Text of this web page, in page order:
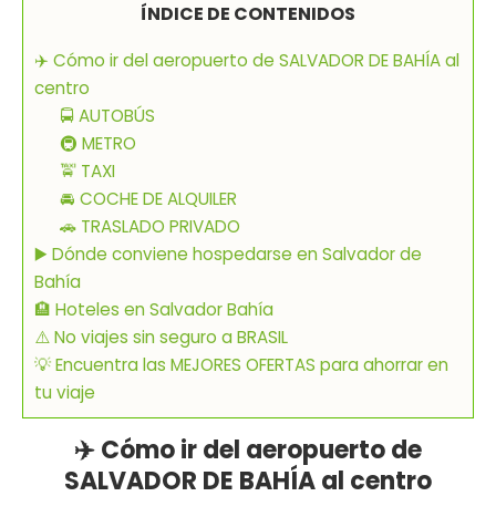
ÍNDICE DE CONTENIDOS
✈️ Cómo ir del aeropuerto de SALVADOR DE BAHÍA al
centro
🚍 AUTOBÚS
🚇 METRO
🚖 TAXI
🚘 COCHE DE ALQUILER
🚗 TRASLADO PRIVADO
▶️ Dónde conviene hospedarse en Salvador de
Bahía
🏨 Hoteles en Salvador Bahía
⚠️ No viajes sin seguro a BRASIL
💡 Encuentra las MEJORES OFERTAS para ahorrar en
tu viaje
✈️ Cómo ir del aeropuerto de
SALVADOR DE BAHÍA al centro